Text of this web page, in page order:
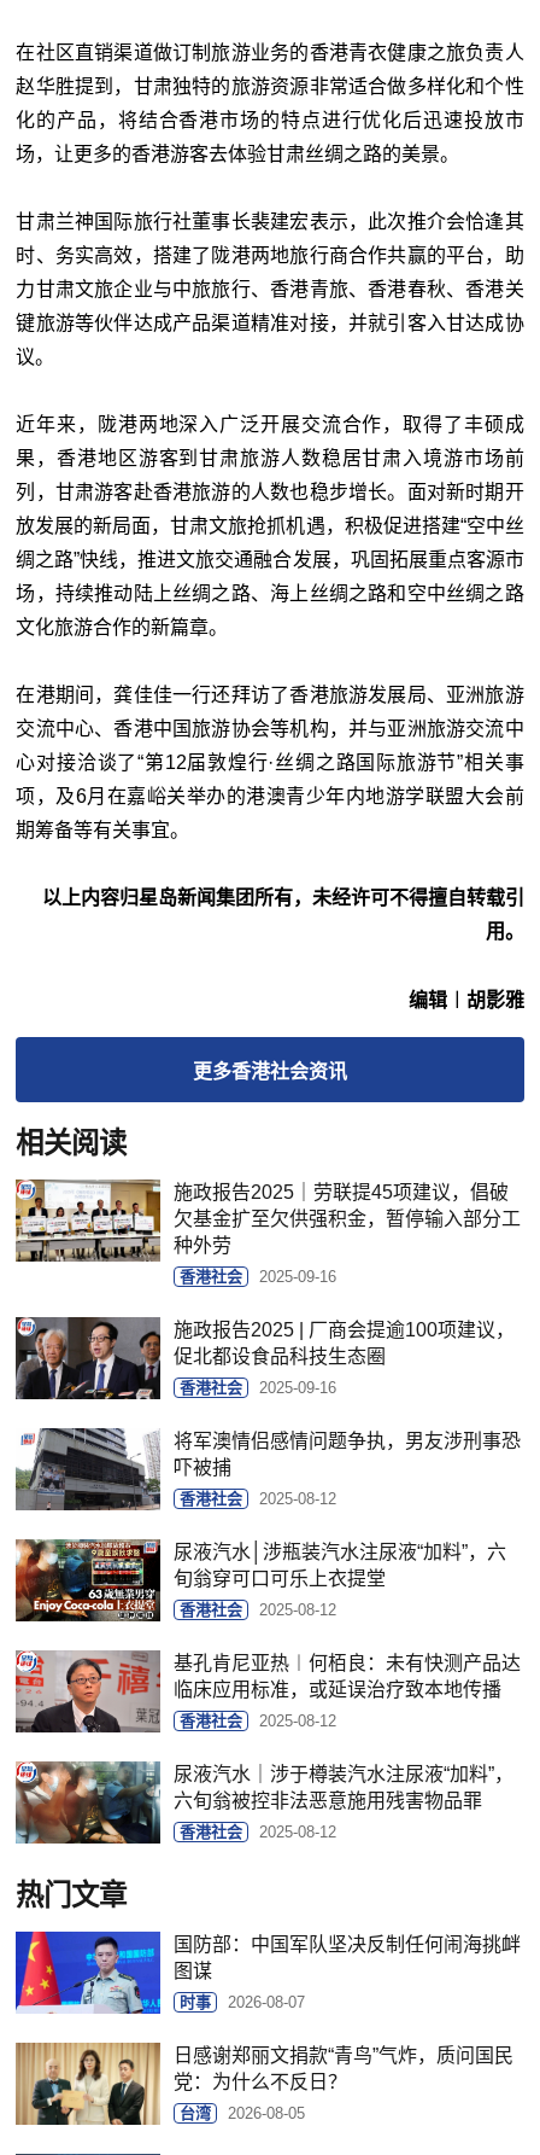
在社区直销渠道做订制旅游业务的香港青衣健康之旅负责人
赵华胜提到，甘肃独特的旅游资源非常适合做多样化和个性
化的产品，将结合香港市场的特点进行优化后迅速投放市
场，让更多的香港游客去体验甘肃丝绸之路的美景。
甘肃兰神国际旅行社董事长裴建宏表示，此次推介会恰逢其
时、务实高效，搭建了陇港两地旅行商合作共赢的平台，助
力甘肃文旅企业与中旅旅行、香港青旅、香港春秋、香港关
键旅游等伙伴达成产品渠道精准对接，并就引客入甘达成协
议。
近年来，陇港两地深入广泛开展交流合作，取得了丰硕成
果，香港地区游客到甘肃旅游人数稳居甘肃入境游市场前
列，甘肃游客赴香港旅游的人数也稳步增长。面对新时期开
放发展的新局面，甘肃文旅抢抓机遇，积极促进搭建“空中丝
绸之路”快线，推进文旅交通融合发展，巩固拓展重点客源市
场，持续推动陆上丝绸之路、海上丝绸之路和空中丝绸之路
文化旅游合作的新篇章。
在港期间，龚佳佳一行还拜访了香港旅游发展局、亚洲旅游
交流中心、香港中国旅游协会等机构，并与亚洲旅游交流中
心对接洽谈了“第12届敦煌行·丝绸之路国际旅游节”相关事
项，及6月在嘉峪关举办的港澳青少年内地游学联盟大会前
期筹备等有关事宜。
以上内容归星岛新闻集团所有，未经许可不得擅自转载引
用。
编辑︱胡影雅
更多香港社会资讯
相关阅读
施政报告2025｜劳联提45项建议，倡破
欠基金扩至欠供强积金，暂停输入部分工
种外劳
香港社会 2025-09-16
施政报告2025 | 厂商会提逾100项建议，
促北都设食品科技生态圈
香港社会 2025-09-16
将军澳情侣感情问题争执，男友涉刑事恐
吓被捕
香港社会 2025-08-12
尿液汽水│涉瓶装汽水注尿液“加料”，六
旬翁穿可口可乐上衣提堂
香港社会 2025-08-12
基孔肯尼亚热︱何栢良：未有快测产品达
临床应用标准，或延误治疗致本地传播
香港社会 2025-08-12
尿液汽水｜涉于樽装汽水注尿液“加料”，
六旬翁被控非法恶意施用残害物品罪
香港社会 2025-08-12
热门文章
国防部：中国军队坚决反制任何闹海挑衅
图谋
时事 2026-08-07
日感谢郑丽文捐款“青鸟”气炸，质问国民
党：为什么不反日？
台湾 2026-08-05